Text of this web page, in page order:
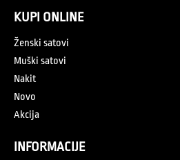
KUPI ONLINE
Ženski satovi
Muški satovi
Nakit
Novo
Akcija
INFORMACIJE